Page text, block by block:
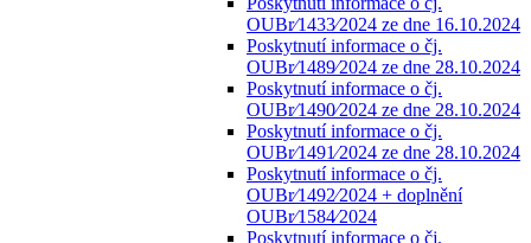
OUBr⁄1433⁄2024 ze dne 16.10.2024
Poskytnutí informace o čj.
OUBr⁄1489⁄2024 ze dne 28.10.2024
Poskytnutí informace o čj.
OUBr⁄1490⁄2024 ze dne 28.10.2024
Poskytnutí informace o čj.
OUBr⁄1491⁄2024 ze dne 28.10.2024
Poskytnutí informace o čj.
OUBr⁄1492⁄2024 + doplnění
OUBr⁄1584⁄2024
Poskytnutí informace o čj.